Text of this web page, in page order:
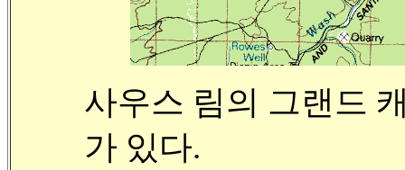
사우스 림의 그랜드
가 있다.